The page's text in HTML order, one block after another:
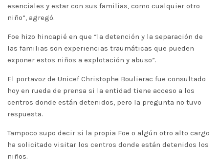
esenciales y estar con sus familias, como cualquier otro
niño”, agregó.
Foe hizo hincapié en que “la detención y la separación de
las familias son experiencias traumáticas que pueden
exponer estos niños a explotación y abuso”.
El portavoz de Unicef Christophe Boulierac fue consultado
hoy en rueda de prensa si la entidad tiene acceso a los
centros donde están detenidos, pero la pregunta no tuvo
respuesta.
Tampoco supo decir si la propia Foe o algún otro alto cargo
ha solicitado visitar los centros donde están detenidos los
niños.